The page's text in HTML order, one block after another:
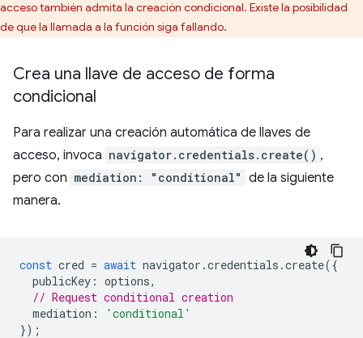
acceso también admita la creación condicional. Existe la posibilidad
de que la llamada a la función siga fallando.
Crea una llave de acceso de forma
condicional
Para realizar una creación automática de llaves de
acceso, invoca navigator.credentials.create() ,
pero con mediation: "conditional" de la siguiente
manera.
const cred = await navigator .credentials .create({
publicKey : options,
// Request conditional creation
mediation :
'conditional'
});